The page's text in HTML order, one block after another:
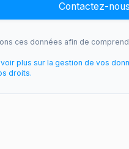
Contactez-nous
ces données afin de
plus sur la gestion de vos
droits.